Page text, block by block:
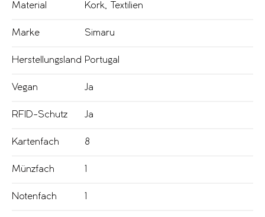
Material Kork, Textilien
Marke Simaru
Herstellungsland Portugal
Vegan Ja
RFID-Schutz Ja
Kartenfach 8
Münzfach
Notenfach